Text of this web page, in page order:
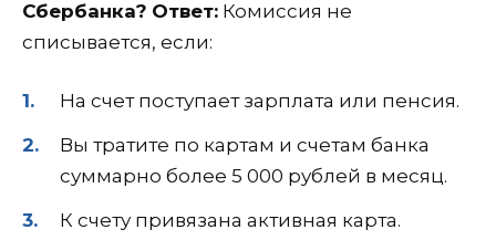
Сбербанка? Ответ: Комиссия не
списывается, если:
На счет поступает зарплата или пенсия.
Вы тратите по картам и счетам банка
суммарно более 5 000 рублей в месяц.
К счету привязана активная карта.